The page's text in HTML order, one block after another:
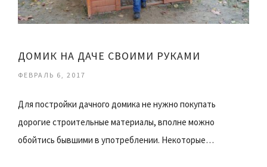
ДОМИК НА ДАЧЕ СВОИМИ РУКАМИ
ФЕВРАЛЬ 6, 2017
Для постройки дачного домика не нужно покупать
дорогие строительные материалы, вполне можно
обойтись бывшими в употреблении. Некоторые…